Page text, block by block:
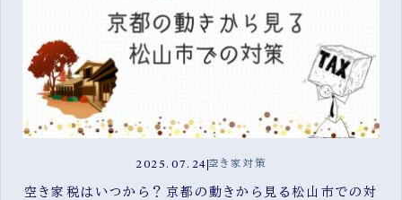
2025.07.24 空き家対策
空き家税はいつから？京都の動きから見る松山市での対